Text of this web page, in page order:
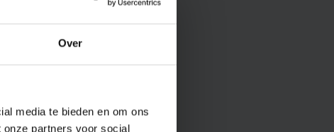
Over
media te bieden en om ons
partners voor social